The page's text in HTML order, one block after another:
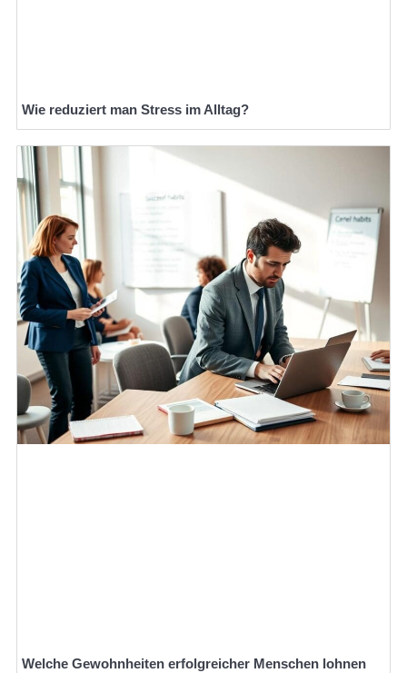
Wie reduziert man Stress im Alltag?
Welche Gewohnheiten erfolgreicher Menschen lohnen